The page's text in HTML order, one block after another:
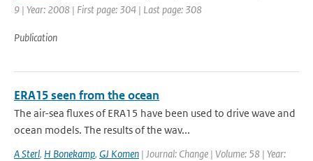
9 | Year: 2008 | First page: 304 | Last page: 308
Publication
ERA15 seen from the ocean
The air-sea fluxes of ERA15 have been used to drive wave and
ocean models. The results of the wav...
A Sterl, H Bonekamp, GJ Komen | Journal: Change | Volume: 58 | Year: